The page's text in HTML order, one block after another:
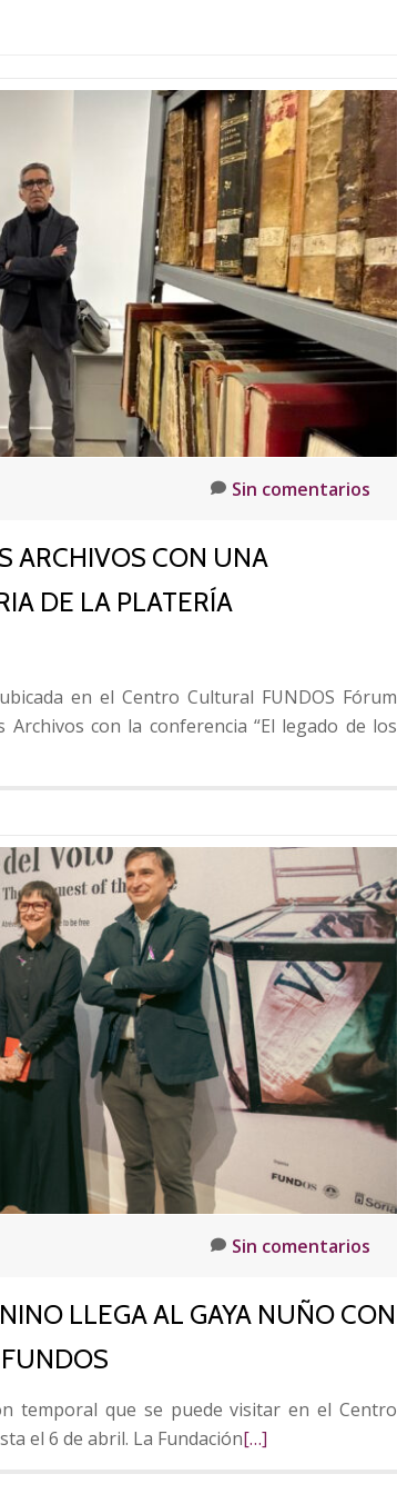
Sin comentarios
ARCHIVOS CON UNA
DE LA PLATERÍA
en el Centro Cultural FUNDOS Fórum
con la conferencia “El legado de los
Sin comentarios
LLEGA AL GAYA NUÑO CON
temporal que se puede visitar en el Centro
el 6 de abril. La FundaciónLeer
[…]